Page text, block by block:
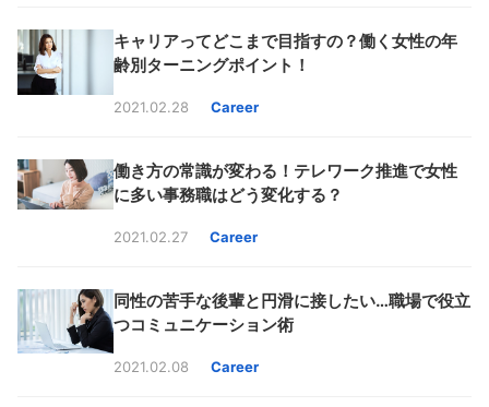
キャリアってどこまで目指すの？働く女性の年
齢別ターニングポイント！
2021.02.28 Career
働き方の常識が変わる！テレワーク推進で女性
に多い事務職はどう変化する？
2021.02.27 Career
同性の苦手な後輩と円滑に接したい…職場で役立
つコミュニケーション術
2021.02.08 Career